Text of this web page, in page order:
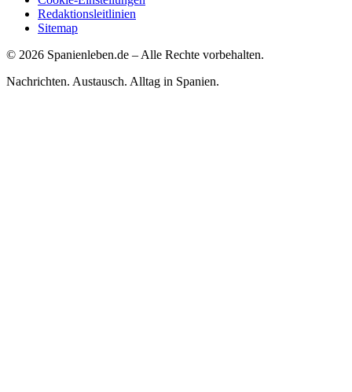
Redaktionsleitlinien
Sitemap
© 2026 Spanienleben.de – Alle Rechte vorbehalten.
Nachrichten. Austausch. Alltag in Spanien.